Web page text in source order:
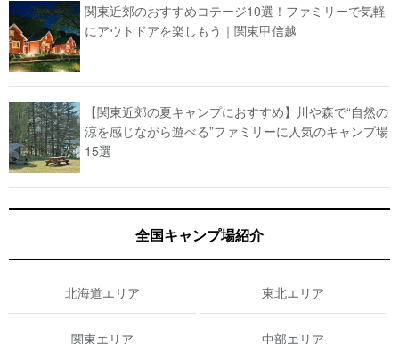
関東近郊のおすすめコテージ10選！ファミリーで気軽
にアウトドアを楽しもう｜関東甲信越
【関東近郊の夏キャンプにおすすめ】川や森で“自然の
涼を感じながら遊べる”ファミリーに人気のキャンプ場
15選
全国キャンプ場紹介
北海道エリア 東北エリア
関東エリア 中部エリア